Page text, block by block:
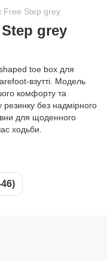
Free Step grey
grey
toe box для
взутті. Модель
комфорту та
без надмірного
для щоденного
ходьби.